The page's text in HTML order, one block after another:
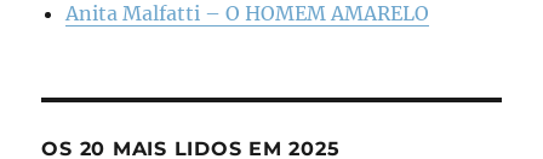
Anita Malfatti – O HOMEM AMARELO
OS 20 MAIS LIDOS EM 2025